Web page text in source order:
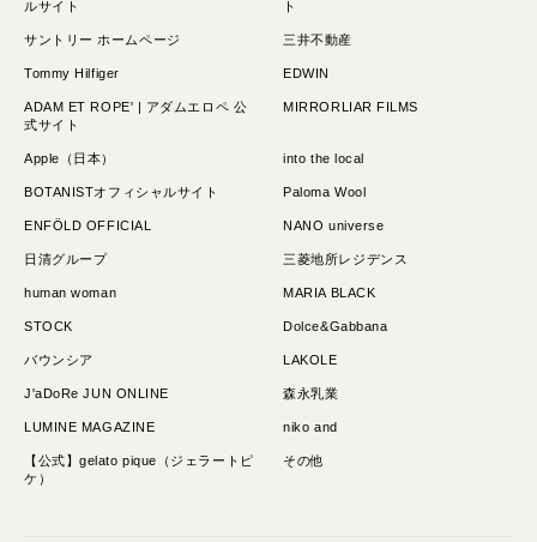
ルサイト
ト
サントリー ホームページ 三井不動産
Tommy Hilfiger EDWIN
ADAM ET ROPE' | アダムエロペ 公
式サイト
MIRRORLIAR FILMS
Apple（日本） into the local
BOTANISTオフィシャルサイト Paloma Wool
ENFÖLD OFFICIAL NANO universe
日清グループ 三菱地所レジデンス
human woman MARIA BLACK
STOCK Dolce&Gabbana
バウンシア LAKOLE
J'aDoRe JUN ONLINE 森永乳業
LUMINE MAGAZINE niko and
【公式】gelato pique（ジェラートピ
ケ）
その他